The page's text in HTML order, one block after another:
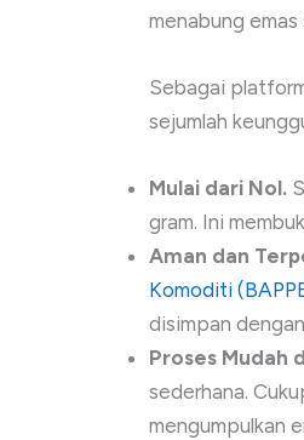
menabung
Sebagai
sejumlah
Mulai dari Nol.
gram. Ini
Aman dan
Komoditi
disimpan
Proses Mudah
sederhana.
mengumpulkan